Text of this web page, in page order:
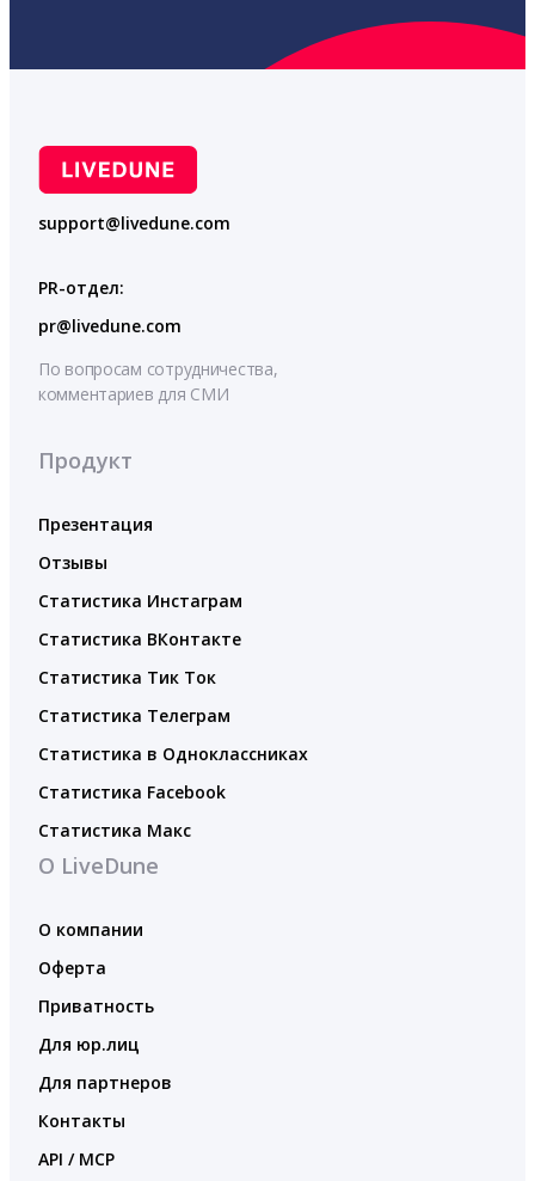
support@livedune.com
PR-отдел:
pr@livedune.com
По вопросам сотрудничества,
комментариев для СМИ
Продукт
Презентация
Отзывы
Статистика Инстаграм
Статистика ВКонтакте
Статистика Тик Ток
Статистика Телеграм
Статистика в Одноклассниках
Статистика Facebook
Статистика Макс
О LiveDune
О компании
Оферта
Приватность
Для юр.лиц
Для партнеров
Контакты
API / MCP